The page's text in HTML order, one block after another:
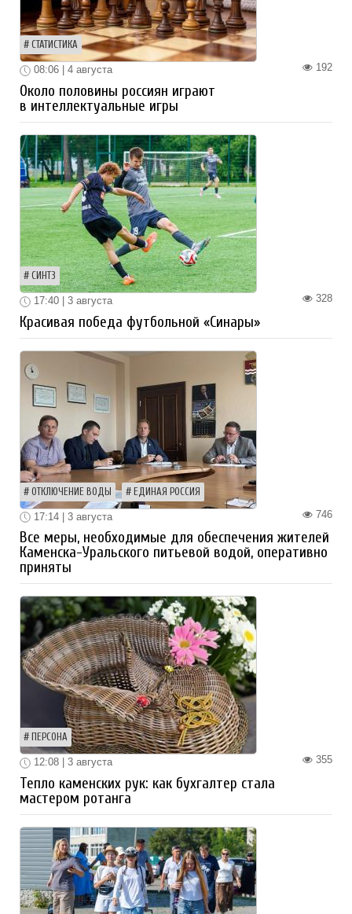
СТАТИСТИКА
192
08:06 | 4 августа
Около половины россиян играют
в интеллектуальные игры
СИНТЗ
328
17:40 | 3 августа
Красивая победа футбольной «Синары»
ОТКЛЮЧЕНИЕ ВОДЫ ЕДИНАЯ РОССИЯ
746
17:14 | 3 августа
Все меры, необходимые для обеспечения жителей
Каменска-Уральского питьевой водой, оперативно
приняты
ПЕРСОНА
355
12:08 | 3 августа
Тепло каменских рук: как бухгалтер стала
мастером ротанга